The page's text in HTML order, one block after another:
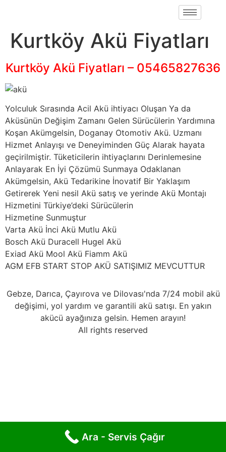
Kurtköy Akü Fiyatları
Kurtköy Akü Fiyatları – 05465827636
Yolculuk Sırasında Acil Akü ihtiyacı Oluşan Ya da
Aküsünün Değişim Zamanı Gelen Sürücülerin Yardımına
Koşan Akümgelsin, Doganay Otomotiv Akü. Uzmanı
Hizmet Anlayışı ve Deneyiminden Güç Alarak hayata
geçirilmiştir. Tüketicilerin ihtiyaçlarını Derinlemesine
Anlayarak En İyi Çözümü Sunmaya Odaklanan
Akümgelsin, Akü Tedarikine İnovatif Bir Yaklaşım
Getirerek Yeni nesil Akü satış ve yerinde Akü Montajı
Hizmetini Türkiye’deki Sürücülerin
Hizmetine Sunmuştur
Varta Akü İnci Akü Mutlu Akü
Bosch Akü Duracell Hugel Akü
Exiad Akü Mool Akü Fiamm Akü
AGM EFB START STOP AKÜ SATIŞIMIZ MEVCUTTUR
Gebze, Darıca, Çayırova ve Dilovası'nda 7/24 mobil akü
değişimi, yol yardım ve garantili akü satışı. En yakın
akücü ayağınıza gelsin. Hemen arayın!
All rights reserved
Ara - Servis Çağır